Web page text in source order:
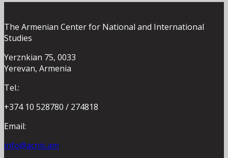
The Armenian Center for National and International
Studies
Yerznkian 75, 0033
Yerevan, Armenia
Tel.:
+374 10 528780 / 274818
Email:
info@acnis.am